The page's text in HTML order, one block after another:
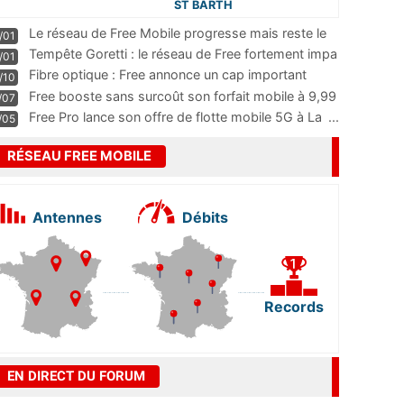
ST BARTH
Le réseau de Free Mobile progresse mais reste le
m
...
Tempête Goretti : le réseau de Free fortement impa
Fibre optique : Free annonce un cap important
pass
...
Free booste sans surcoût son forfait mobile à 9,99
Free Pro lance son offre de flotte mobile 5G à La ...
RÉSEAU FREE MOBILE
Antennes Débits
Records
EN DIRECT DU FORUM